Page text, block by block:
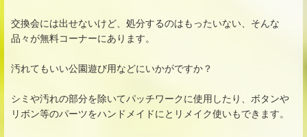
交換会には出せないけど、処分するのはもったいない、そんな
品々が無料コーナーにあります。
汚れてもいい公園遊び用などにいかがですか？
シミや汚れの部分を除いてパッチワークに使用したり、ボタンや
リボン等のパーツをハンドメイドにとリメイク使いもできます。